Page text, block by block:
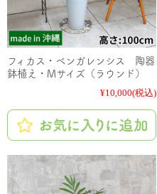
フィカス・ベンガレンシス 陶器
鉢植え・Mサイズ（ラウンド）
¥10,000(税込)